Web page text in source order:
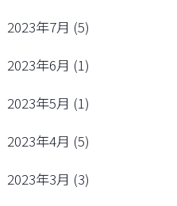
2023年7月 (5)
2023年6月 (1)
2023年5月 (1)
2023年4月 (5)
2023年3月 (3)